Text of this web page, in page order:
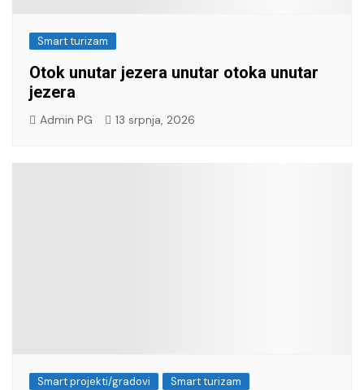
Smart turizam
Otok unutar jezera unutar otoka unutar
jezera
Admin PG 13 srpnja, 2026
Smart projekti/gradovi Smart turizam